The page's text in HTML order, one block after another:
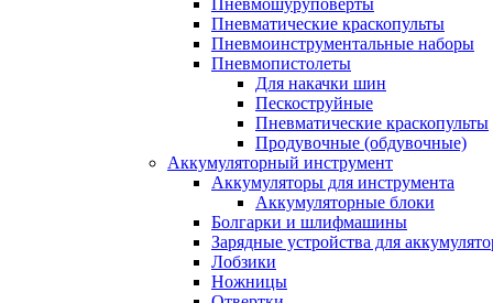
Пневмошуруповерты
Пневматические краскопульты
Пневмоинструментальные наборы
Пневмопистолеты
Для накачки шин
Пескоструйные
Пневматические краскопульты
Продувочные (обдувочные)
Аккумуляторный инструмент
Аккумуляторы для инструмента
Аккумуляторные блоки
Болгарки и шлифмашины
Зарядные устройства для
Лобзики
Ножницы